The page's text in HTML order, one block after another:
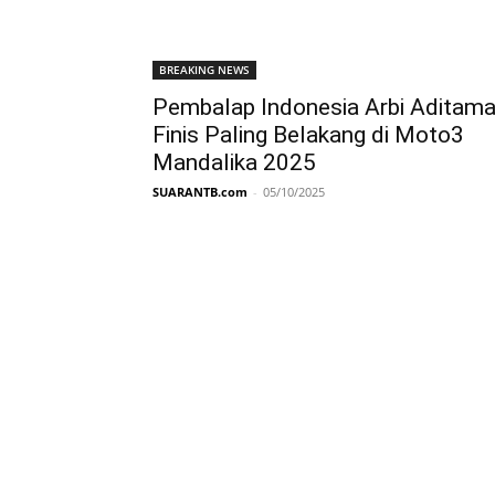
BREAKING NEWS
Pembalap Indonesia Arbi Aditama
Finis Paling Belakang di Moto3
Mandalika 2025
SUARANTB.com - 05/10/2025